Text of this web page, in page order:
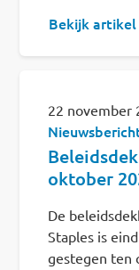
2021
2019
2018
2016
Bekijk artikel
22 november
oktober
De
Staples is
gestegen ten